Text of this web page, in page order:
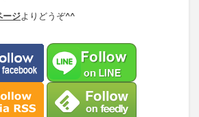
ージよりどうぞ^^